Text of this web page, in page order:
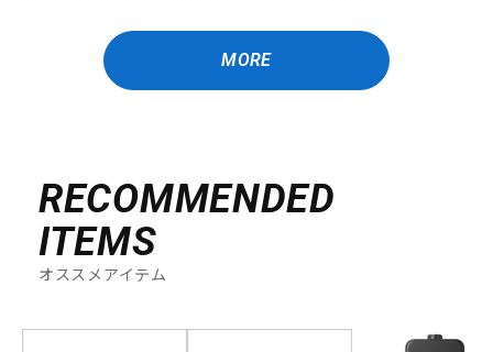
MORE
RECOMMENDED
ITEMS
オススメアイテム